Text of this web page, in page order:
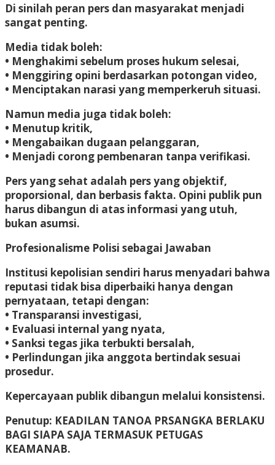
Di sinilah peran pers dan masyarakat menjadi
sangat penting.
Media tidak boleh:
• Menghakimi sebelum proses hukum selesai,
• Menggiring opini berdasarkan potongan video,
• Menciptakan narasi yang memperkeruh situasi.
Namun media juga tidak boleh:
• Menutup kritik,
• Mengabaikan dugaan pelanggaran,
• Menjadi corong pembenaran tanpa verifikasi.
Pers yang sehat adalah pers yang objektif,
proporsional, dan berbasis fakta. Opini publik pun
harus dibangun di atas informasi yang utuh,
bukan asumsi.
Profesionalisme Polisi sebagai Jawaban
Institusi kepolisian sendiri harus menyadari bahwa
reputasi tidak bisa diperbaiki hanya dengan
pernyataan, tetapi dengan:
• Transparansi investigasi,
• Evaluasi internal yang nyata,
• Sanksi tegas jika terbukti bersalah,
• Perlindungan jika anggota bertindak sesuai
prosedur.
Kepercayaan publik dibangun melalui konsistensi.
Penutup: KEADILAN TANOA PRSANGKA BERLAKU
BAGI SIAPA SAJA TERMASUK PETUGAS
KEAMANAB.